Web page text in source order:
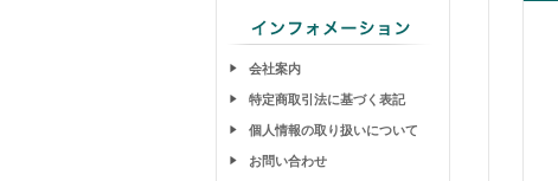
会社案内
特定商取引法に基づく表記
個人情報の取り扱いについて
お問い合わせ